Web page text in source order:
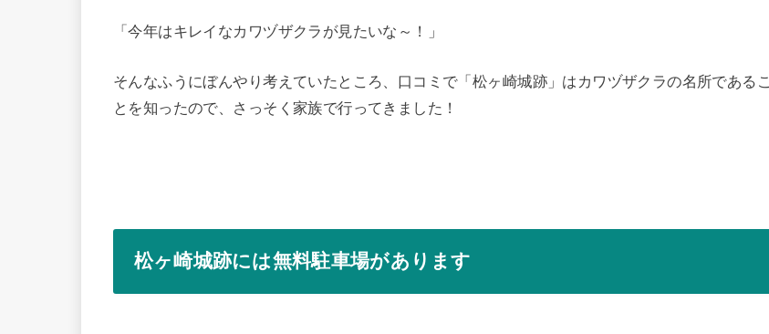
「今年はキレイなカワヅザクラが見たいな～！」
そんなふうにぼんやり考えていたところ、口コミで「松ヶ崎城跡」はカワヅザクラの名所であるこ
とを知ったので、さっそく家族で行ってきました！
松ヶ崎城跡には無料駐車場があります